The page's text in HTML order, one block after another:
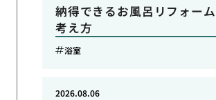
納得できるお風呂リフォー
考え方
浴室
2026.08.06